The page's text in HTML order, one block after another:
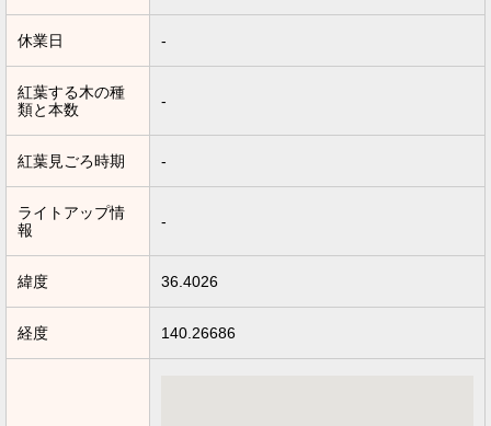
休業日 -
紅葉する木の種
類と本数
-
紅葉見ごろ時期 -
ライトアップ情
報
-
緯度 36.4026
経度 140.26686